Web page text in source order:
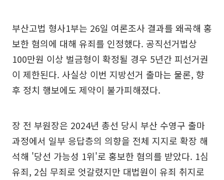
부산고법 형사1부는 26일 여론조사 결과를 왜곡해 홍
보한 혐의에 대해 유죄를 인정했다. 공직선거법상
100만원 이상 벌금형이 확정될 경우 5년간 피선거권
이 제한된다. 사실상 이번 지방선거 출마는 물론, 향
후 정치 행보에도 제약이 불가피해졌다.
장 전 부원장은 2024년 총선 당시 부산 수영구 출마
과정에서 일부 응답층의 의향을 전체 지지로 확장 해
석해 '당선 가능성 1위'로 홍보한 혐의를 받았다. 1심
유죄, 2심 무죄로 엇갈렸지만 대법원이 유죄 취지로